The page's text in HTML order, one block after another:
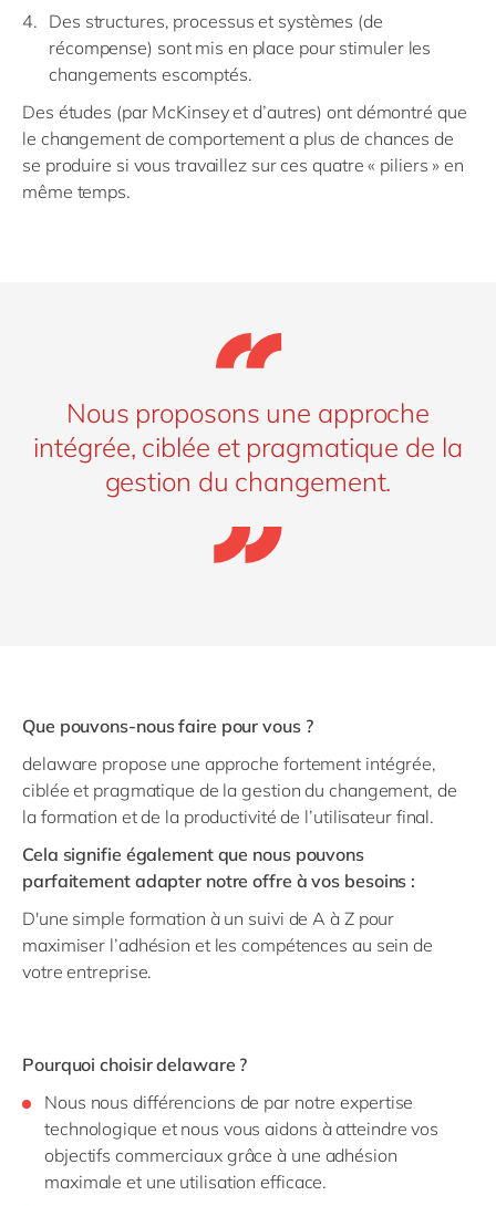
Des structures, processus et systèmes (de
récompense) sont mis en place pour stimuler les
changements escomptés.
Des études (par McKinsey et d’autres) ont démontré que
le changement de comportement a plus de chances de
se produire si vous travaillez sur ces quatre « piliers » en
même temps.
Nous proposons une approche
intégrée, ciblée et pragmatique de la
gestion du changement.
Que pouvons-nous faire pour vous ?
delaware propose une approche fortement intégrée,
ciblée et pragmatique de la gestion du changement, de
la formation et de la productivité de l’utilisateur final.
Cela signifie également que nous pouvons
parfaitement adapter notre offre à vos besoins :
D'une simple formation à un suivi de A à Z pour
maximiser l’adhésion et les compétences au sein de
votre entreprise.
Pourquoi choisir delaware ?
Nous nous différencions de par notre expertise
technologique et nous vous aidons à atteindre vos
objectifs commerciaux grâce à une adhésion
maximale et une utilisation efficace.